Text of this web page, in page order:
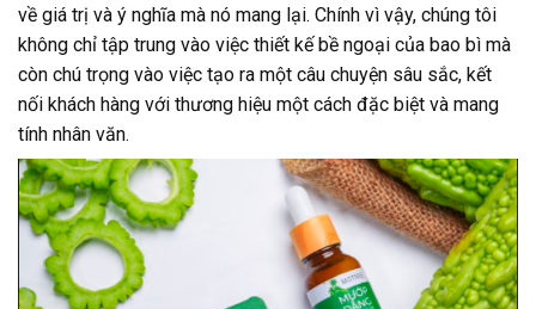
về giá trị và ý nghĩa mà nó mang lại. Chính vì vậy, chúng tôi
không chỉ tập trung vào việc thiết kế bề ngoại của bao bì mà
còn chú trọng vào việc tạo ra một câu chuyện sâu sắc, kết
nối khách hàng với thương hiệu một cách đặc biệt và mang
tính nhân văn.